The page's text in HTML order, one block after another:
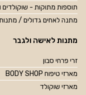
תוספות מתוקות - שוקולדים
מתנה לאחים גדולים /
מתנות לאישה ולגבר
זרי פרחי סבון
מארזי טיפוח BODY SHOP
מארזי שוקולד